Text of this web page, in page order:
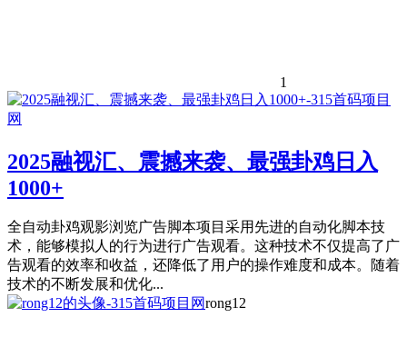
1
2025融视汇、震撼来袭、最强卦鸡日入
1000+
全自动卦鸡观影浏览广告脚本项目采用先进的自动化脚本技
术，能够模拟人的行为进行广告观看。这种技术不仅提高了广
告观看的效率和收益，还降低了用户的操作难度和成本。随着
技术的不断发展和优化...
rong12